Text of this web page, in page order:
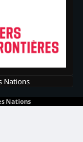
Nations
Nations